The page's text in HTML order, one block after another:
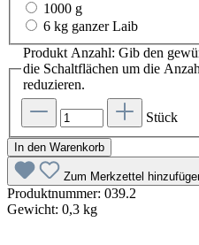
1000 g
6 kg ganzer Laib
Produkt Anzahl: Gib den
die Schaltflächen um die
reduzieren.
Stück
In den Warenkorb
Zum Merkzettel
Produktnummer: 039.2
Gewicht: 0,3 kg